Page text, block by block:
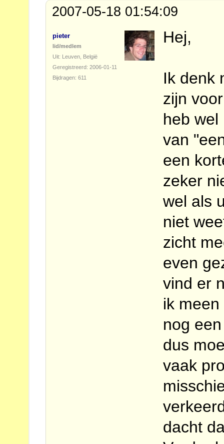
2007-05-18 01:54:09
pieter
lid/medlem
Uit: Leuven, België
Geregistreerd: 2006-01-11
Bijdragen: 611
Hej,
Ik denk
zijn
heb
van
een
zeker
wel als
niet
zicht
even
vind er
ik
nog
dus
vaak
dacht